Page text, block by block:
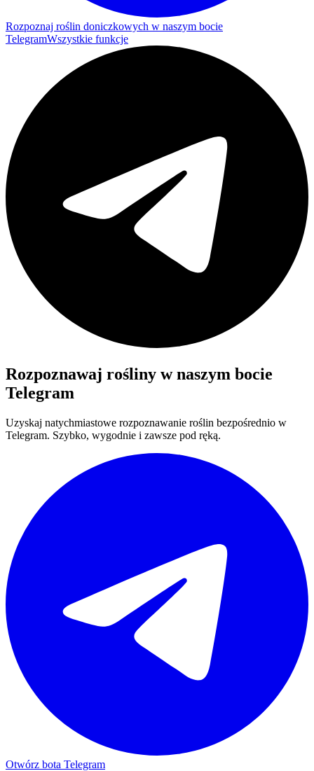
Rozpoznaj roślin doniczkowych w naszym bocie
TelegramWszystkie funkcje
Rozpoznawaj rośliny w naszym bocie
Telegram
Uzyskaj natychmiastowe rozpoznawanie roślin bezpośrednio w
Telegram. Szybko, wygodnie i zawsze pod ręką.
Otwórz bota Telegram